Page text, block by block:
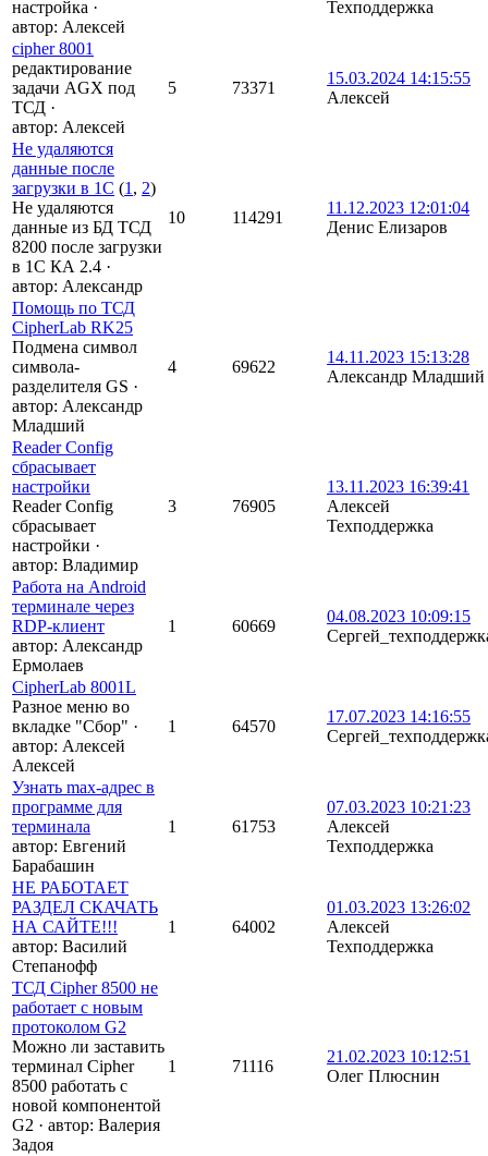
настройка ·
автор: Алексей
Техподдержка
cipher 8001
редактирование
задачи AGX под
ТСД ·
автор: Алексей
5 73371
15.03.2024 14:15:55
Алексей
Не удаляются
данные после
загрузки в 1С (1 , 2)
Не удаляются
данные из БД ТСД
8200 после загрузки
в 1С КА 2.4 ·
автор: Александр
10 114291
11.12.2023 12:01:04
Денис Елизаров
Помощь по ТСД
CipherLab RK25
Подмена символ
символа-
разделителя GS ·
автор: Александр
Младший
4 69622
14.11.2023 15:13:28
Александр Младший
Reader Config
сбрасывает
настройки
Reader Config
сбрасывает
настройки ·
автор: Владимир
3 76905
13.11.2023 16:39:41
Алексей
Техподдержка
Работа на Android
терминале через
RDP-клиент
автор: Александр
Ермолаев
1 60669
04.08.2023 10:09:15
CipherLab 8001L
Разное меню во
вкладке "Сбор" ·
автор: Алексей
Алексей
1 64570
17.07.2023 14:16:55
Узнать max-адрес в
программе для
терминала
автор: Евгений
Барабашин
1 61753
07.03.2023 10:21:23
Алексей
Техподдержка
НЕ РАБОТАЕТ
РАЗДЕЛ СКАЧАТЬ
НА САЙТЕ!!!
автор: Василий
Степанофф
1 64002
01.03.2023 13:26:02
Алексей
Техподдержка
ТСД Cipher 8500 не
работает с новым
протоколом G2
Можно ли заставить
терминал Cipher
8500 работать с
новой компонентой
G2 · автор: Валерия
Задоя
1 71116
21.02.2023 10:12:51
Олег Плюснин